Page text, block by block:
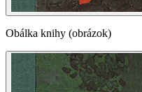
Obálka knihy (obrázok)